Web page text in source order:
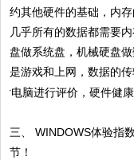
约其他硬件的基础，内
几乎所有的数据都需要
盘做系统盘，机械硬盘
是游戏和上网，数据的传
三、 WINDOWS体验指
节！